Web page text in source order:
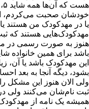
خودشان صحبت می‌کردم،
یا در مهدکودک من هستند
مهدکودک‌هایی هستند که
هنوز به صورت رسمی در
باشد برای همین خانواده
این مهدکودک باشد یا آن،
بشود، دیگه آنجا به بعد
ولی الان هنوز این مشکل
ثبت نام‌شان می‌کنند
همیشه یک نامه از